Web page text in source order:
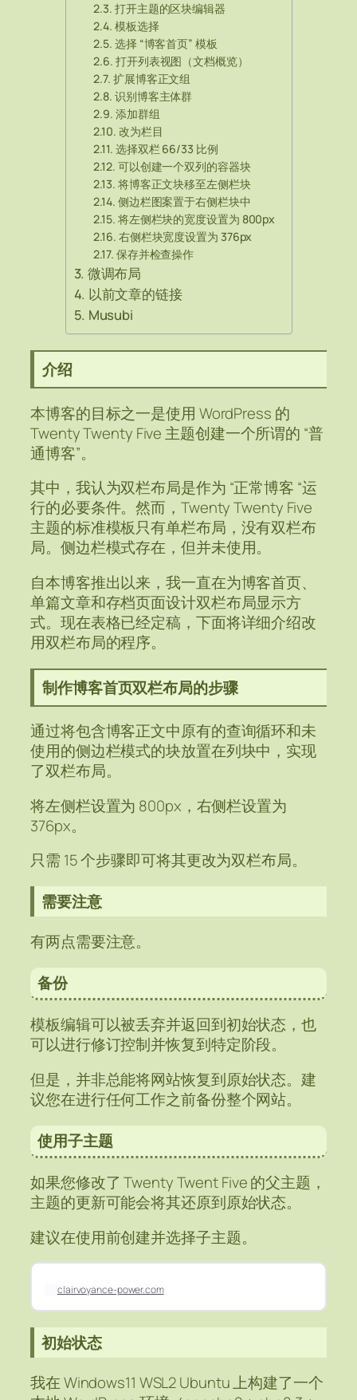
打开主题的区块编辑器
模板选择
选择 “博客首页” 模板
打开列表视图（文档概览）
扩展博客正文组
识别博客主体群
添加群组
改为栏目
选择双栏 66/33 比例
可以创建一个双列的容器块
将博客正文块移至左侧栏块
侧边栏图案置于右侧栏块中
将左侧栏块的宽度设置为 800px
右侧栏块宽度设置为 376px
保存并检查操作
微调布局
以前文章的链接
Musubi
介绍
本博客的目标之一是使用 WordPress 的
Twenty Twenty Five 主题创建一个所谓的 “普
通博客”。
其中，我认为双栏布局是作为 “正常博客 “运
行的必要条件。然而，Twenty Twenty Five
主题的标准模板只有单栏布局，没有双栏布
局。侧边栏模式存在，但并未使用。
自本博客推出以来，我一直在为博客首页、
单篇文章和存档页面设计双栏布局显示方
式。现在表格已经定稿，下面将详细介绍改
用双栏布局的程序。
制作博客首页双栏布局的步骤
通过将包含博客正文中原有的查询循环和未
使用的侧边栏模式的块放置在列块中，实现
了双栏布局。
将左侧栏设置为 800px，右侧栏设置为
376px。
只需 15 个步骤即可将其更改为双栏布局。
需要注意
有两点需要注意。
备份
模板编辑可以被丢弃并返回到初始状态，也
可以进行修订控制并恢复到特定阶段。
但是，并非总能将网站恢复到原始状态。建
议您在进行任何工作之前备份整个网站。
使用子主题
如果您修改了 Twenty Twent Five 的父主题，
主题的更新可能会将其还原到原始状态。
建议在使用前创建并选择子主题。
clairvoyance-power.com
初始状态
我在 Windows11 WSL2 Ubuntu 上构建了一个